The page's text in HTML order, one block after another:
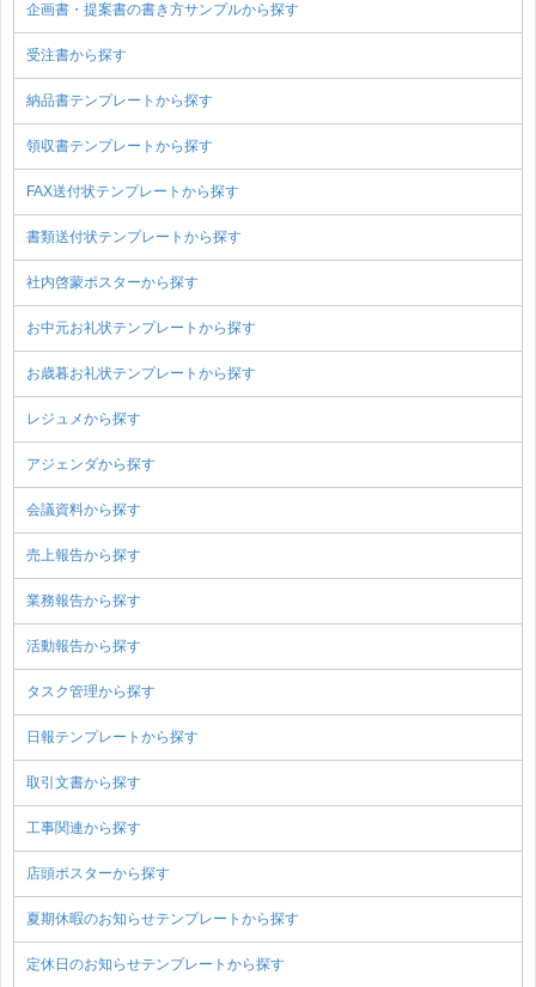
企画書・提案書の書き方サンプルから探す
受注書から探す
納品書テンプレートから探す
領収書テンプレートから探す
FAX送付状テンプレートから探す
書類送付状テンプレートから探す
社内啓蒙ポスターから探す
お中元お礼状テンプレートから探す
お歳暮お礼状テンプレートから探す
レジュメから探す
アジェンダから探す
会議資料から探す
売上報告から探す
業務報告から探す
活動報告から探す
タスク管理から探す
日報テンプレートから探す
取引文書から探す
工事関連から探す
店頭ポスターから探す
夏期休暇のお知らせテンプレートから探す
定休日のお知らせテンプレートから探す